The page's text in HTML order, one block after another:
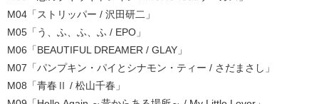
M04「ストリッパー / 沢田研二 」
M05「う、ふ、ふ、ふ / EPO」
M06「BEAUTIFUL DREAMER / GLAY」
M07「パンプキン・パイとシナモン・ティー / さだまさし」
M08「青春Ⅱ / 松山千春」